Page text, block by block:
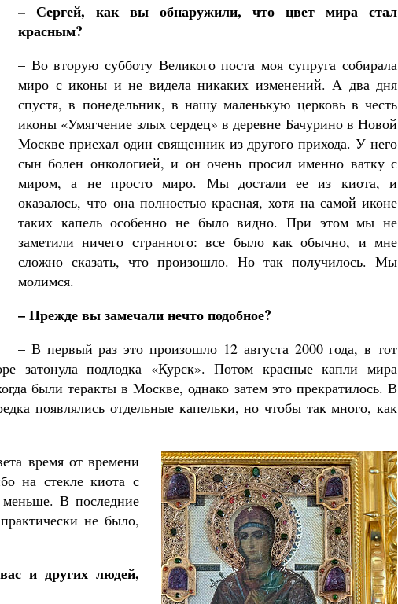
– Сергей, как вы обнаружили, что цвет мира стал
красным?
– Во вторую субботу Великого поста моя супруга собирала
миро с иконы и не видела никаких изменений. А два дня
спустя, в понедельник, в нашу маленькую церковь в честь
иконы «Умягчение злых сердец» в деревне Бачурино в Новой
Москве приехал один священник из другого прихода. У него
сын болен онкологией, и он очень просил именно ватку с
миром, а не просто миро. Мы достали ее из киота, и
оказалось, что она полностью красная, хотя на самой иконе
таких капель особенно не было видно. При этом мы не
заметили ничего странного: все было как обычно, и мне
сложно сказать, что произошло. Но так получилось. Мы
молимся.
– Прежде вы замечали нечто подобное?
– В первый раз это произошло 12 августа 2000 года, в тот
затонула подлодка «Курск». Потом красные капли мира
были теракты в Москве, однако затем это прекратилось. В
появлялись отдельные капельки, но чтобы так много, как
время от времени
на стекле киота с
В последние
не было,
и других людей,
Георгий Победоносец. Научись у
святого
Роман Котов
Святитель Николай Сербский